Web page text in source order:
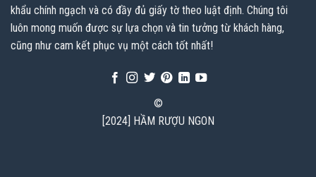
khẩu chính ngạch và có đầy đủ giấy tờ theo luật định. Chúng tôi
luôn mong muốn được sự lựa chọn và tin tưởng từ khách hàng,
cũng như cam kết phục vụ một cách tốt nhất!
©
[2024] HẦM RƯỢU NGON